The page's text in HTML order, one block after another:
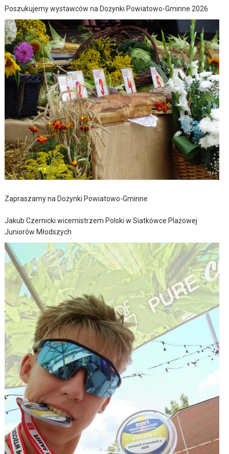
Poszukujemy wystawców na Dożynki Powiatowo-Gminne 2026
Zapraszamy na Dożynki Powiatowo-Gminne
Jakub Czernicki wicemistrzem Polski w Siatkówce Plażowej
Juniorów Młodszych